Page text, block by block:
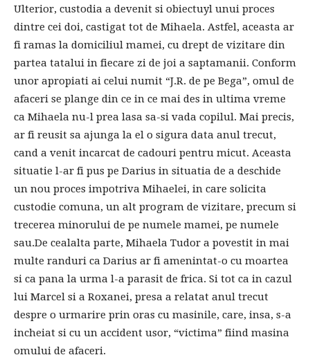
Ulterior, custodia a devenit si obiectuyl unui proces
dintre cei doi, castigat tot de Mihaela. Astfel, aceasta ar
fi ramas la domiciliul mamei, cu drept de vizitare din
partea tatalui in fiecare zi de joi a saptamanii. Conform
unor apropiati ai celui numit “J.R. de pe Bega”, omul de
afaceri se plange din ce in ce mai des in ultima vreme
ca Mihaela nu-l prea lasa sa-si vada copilul. Mai precis,
ar fi reusit sa ajunga la el o sigura data anul trecut,
cand a venit incarcat de cadouri pentru micut. Aceasta
situatie l-ar fi pus pe Darius in situatia de a deschide
un nou proces impotriva Mihaelei, in care solicita
custodie comuna, un alt program de vizitare, precum si
trecerea minorului de pe numele mamei, pe numele
sau.De cealalta parte, Mihaela Tudor a povestit in mai
multe randuri ca Darius ar fi amenintat-o cu moartea
si ca pana la urma l-a parasit de frica. Si tot ca in cazul
lui Marcel si a Roxanei, presa a relatat anul trecut
despre o urmarire prin oras cu masinile, care, insa, s-a
incheiat si cu un accident usor, “victima” fiind masina
omului de afaceri.